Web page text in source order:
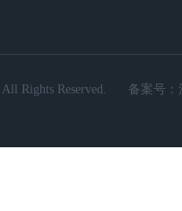
Rights Reserved. 备案号：